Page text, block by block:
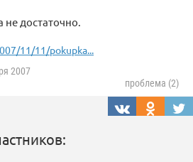
не достаточно.
11/11/pokupka...
2007
проблема (2)